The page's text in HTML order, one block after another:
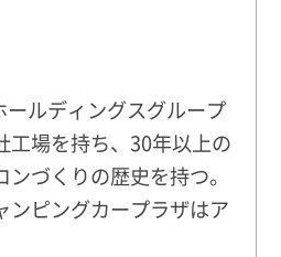
ールディングスグループ
工場を持ち、30年以上の
づくりの歴史を持つ。
ンピングカープラザはア